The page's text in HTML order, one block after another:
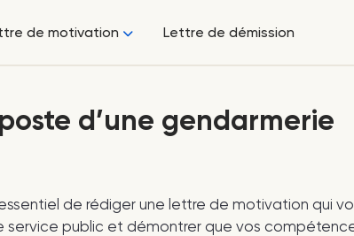
de motivation Lettre de démission
d’une gendarmerie
de rédiger une lettre de motivation qui
public et démontrer que vos